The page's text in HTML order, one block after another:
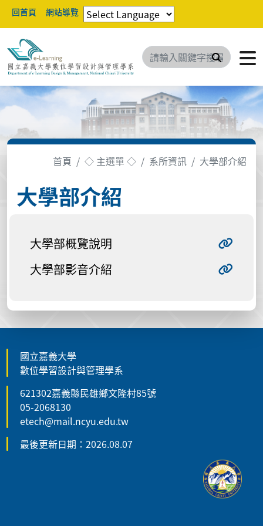
回首頁 網站導覽
搜尋
首頁 ◇ 主選單 ◇ 系所資訊 大學部介紹
大學部介紹
大學部概覽說明
大學部影音介紹
國立嘉義大學
數位學習設計與管理學系
621302嘉義縣民雄鄉文隆村85號
05-2068130
etech@mail.ncyu.edu.tw
最後更新日期：2026.08.07